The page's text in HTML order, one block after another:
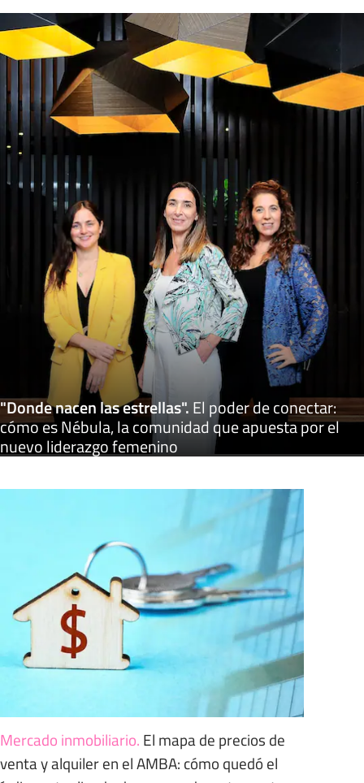
"Donde nacen las estrellas".El poder de conectar:
cómo es Nébula, la comunidad que apuesta por el
nuevo liderazgo femenino
Mercado inmobiliario. El mapa de precios de
venta y alquiler en el AMBA: cómo quedó el